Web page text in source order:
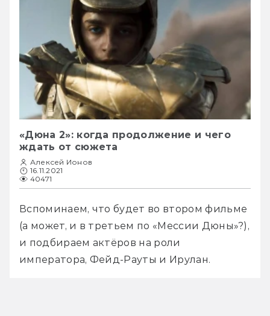
«Дюна 2»: когда продолжение и чего
ждать от сюжета
Алексей Ионов
16.11.2021
40471
Вспоминаем, что будет во втором фильме
(а может, и в третьем по «Мессии Дюны»?),
и подбираем актёров на роли
императора, Фейд-Рауты и Ирулан.